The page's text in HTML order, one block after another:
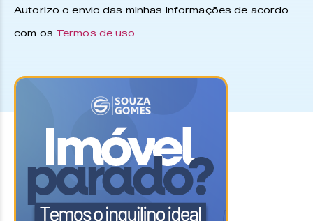
Autorizo o envio das minhas informações de acordo
com os Termos de uso.